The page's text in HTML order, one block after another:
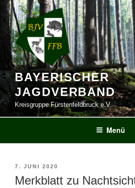
Zum
Inhalt
springen
BAYERISCHER
JAGDVERBAND
Kreisgruppe Fürstenfeldbruck e.V.
Menü
VERÖFFENTLICHT
AM
7. JUNI 2020
Merkblatt zu